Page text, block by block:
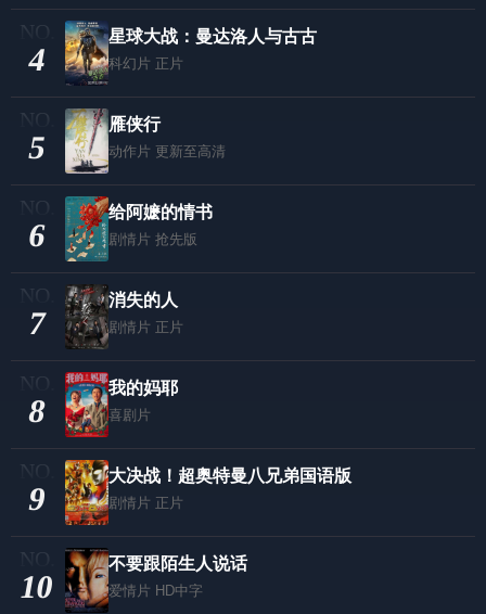
4
星球大战：曼达洛人与古古
科幻片 正片
5
雁侠行
动作片 更新至高清
6
给阿嬷的情书
剧情片 抢先版
7
消失的人
剧情片 正片
8
我的妈耶
喜剧片
9
大决战！超奥特曼八兄弟国语版
剧情片 正片
10
不要跟陌生人说话
爱情片 HD中字